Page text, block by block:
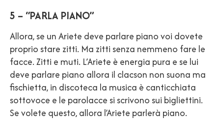
5 – “PARLA PIANO”
Allora, se un Ariete deve parlare piano voi dovete
proprio stare zitti. Ma zitti senza nemmeno fare le
facce. Zitti e muti. L’Ariete è energia pura e se lui
deve parlare piano allora il clacson non suona ma
fischietta, in discoteca la musica è canticchiata
sottovoce e le parolacce si scrivono sui bigliettini.
Se volete questo, allora l’Ariete parlerà piano.